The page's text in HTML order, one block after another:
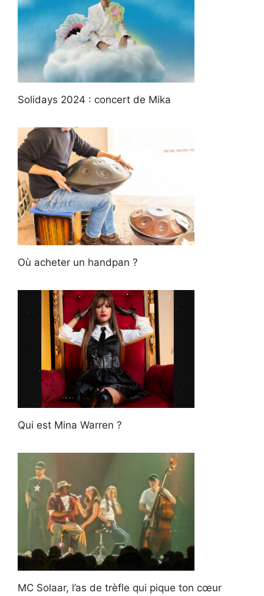
Solidays 2024 : concert de Mika
Où acheter un handpan ?
Qui est Mina Warren ?
MC Solaar, l’as de trèfle qui pique ton cœur